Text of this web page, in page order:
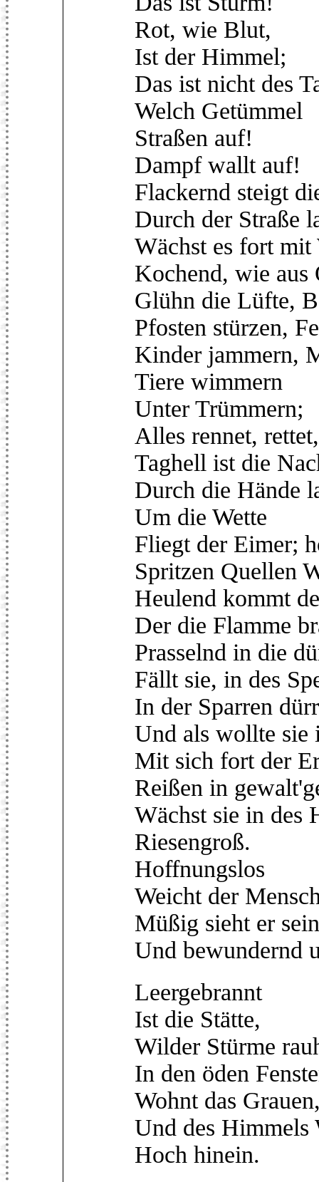
Rot, wie Blut,
Ist der Himmel;
Das ist nicht des
Welch Getümmel
Straßen auf!
Dampf wallt auf!
Flackernd steigt
Durch der Straße
Wächst es fort mit
Kochend, wie aus
Glühn die Lüfte,
Pfosten stürzen,
Kinder jammern,
Tiere wimmern
Unter Trümmern;
Alles rennet,
Taghell ist die
Durch die Hände
Um die Wette
Fliegt der Eimer;
Spritzen Quellen
Heulend kommt
Der die Flamme
Prasselnd in die
Fällt sie, in des
In der Sparren
Und als wollte sie
Mit sich fort der
Reißen in
Wächst sie in des
Riesengroß.
Hoffnungslos
Weicht der
Müßig sieht er
Und bewundernd
Leergebrannt
Ist die Stätte,
Wilder Stürme
In den öden
Wohnt das
Und des Himmels
Hoch hinein.